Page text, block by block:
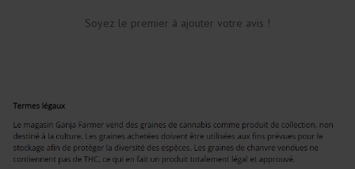
Soyez le premier à ajouter votre avis !